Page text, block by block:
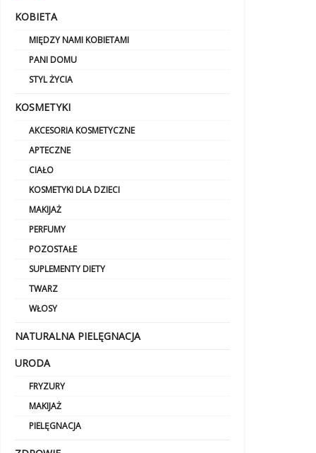
KOBIETA
MIĘDZY NAMI KOBIETAMI
PANI DOMU
STYL ŻYCIA
KOSMETYKI
AKCESORIA KOSMETYCZNE
APTECZNE
CIAŁO
KOSMETYKI DLA DZIECI
MAKIJAŻ
PERFUMY
POZOSTAŁE
SUPLEMENTY DIETY
TWARZ
WŁOSY
NATURALNA PIELĘGNACJA
URODA
FRYZURY
MAKIJAŻ
PIELĘGNACJA